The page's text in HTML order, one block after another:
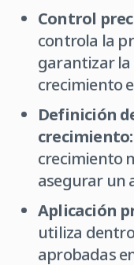
Control
controla la
garantizar
crecimiento
Definición
crecimiento:
crecimiento
asegurar un
Aplicación
utiliza
aprobadas